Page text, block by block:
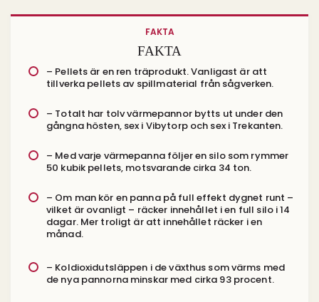
FAKTA
FAKTA
– Pellets är en ren träprodukt. Vanligast är att
tillverka pellets av spillmaterial från sågverken.
– Totalt har tolv värmepannor bytts ut under den
gångna hösten, sex i Vibytorp och sex i Trekanten.
– Med varje värmepanna följer en silo som rymmer
50 kubik pellets, motsvarande cirka 34 ton.
– Om man kör en panna på full effekt dygnet runt –
vilket är ovanligt – räcker innehållet i en full silo i 14
dagar. Mer troligt är att innehållet räcker i en
månad.
– Koldioxidutsläppen i de växthus som värms med
de nya pannorna minskar med cirka 93 procent.